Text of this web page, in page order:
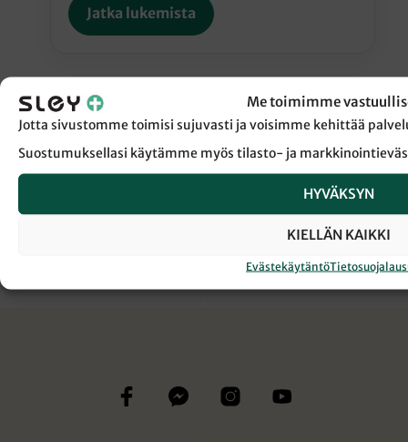
Me toimimme
Jotta sivustomme toimisi sujuvasti ja voisimme kehittää
Suostumuksellasi käytämme myös tilasto- ja
HYVÄKSYN
KIELLÄN KAIKKI
Evästekäytäntö
Jatka lukemista
← Takaisin Sanansaattaja-lehden etusivulle